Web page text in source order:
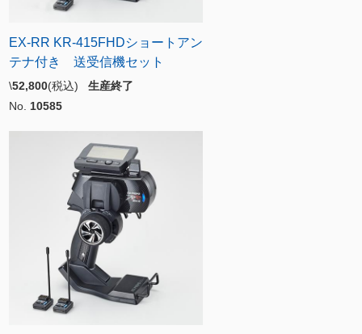
EX-RR KR-415FHDショートアン
テナ付き 送受信機セット
\52,800(税込) 生産終了
No. 10585